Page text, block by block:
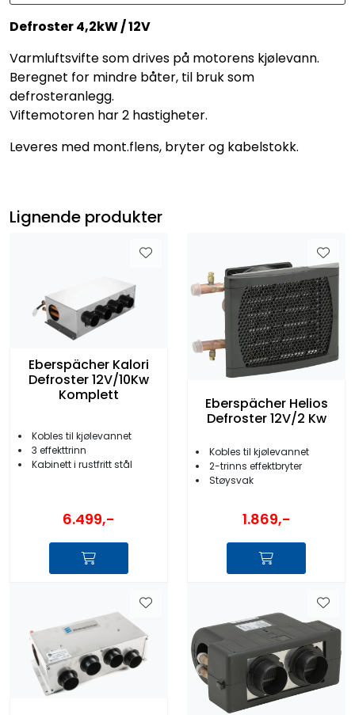
Defroster 4,2kW / 12V
Varmluftsvifte som drives på motorens kjølevann.
Beregnet for mindre båter, til bruk som
defrosteranlegg.
Viftemotoren har 2 hastigheter.
Leveres med mont.flens, bryter og kabelstokk.
Lignende produkter
Eberspächer Kalori
Defroster 12V/10Kw
Komplett
Kobles til kjølevannet
3 effekttrinn
Kabinett i rustfritt stål
6.499,-
Eberspächer Helios
Defroster 12V/2 Kw
Kobles til kjølevannet
2-trinns effektbryter
Støysvak
1.869,-